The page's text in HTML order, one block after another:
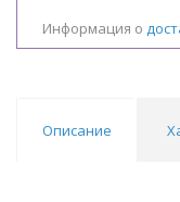
Информация о
Описание